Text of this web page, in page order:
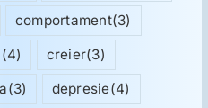
comportament(3)
(4) creier(3)
(3) depresie(4)